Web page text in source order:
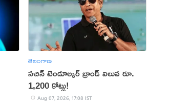
తెలంగాణ
సచిన్ టెండూల్కర్ బ్రాండ్ విలువ రూ.
1,200 కోట్లు!
Aug 07, 2026, 17:08 IST